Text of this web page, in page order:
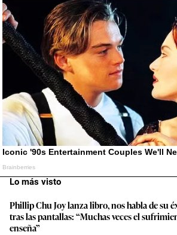
Lo más visto
Phillip Chu Joy lanza libro, nos habla de su
tras las pantallas: “Muchas veces el
enseña”